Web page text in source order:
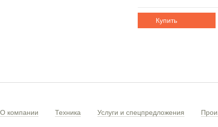
Купить
О компании Техника Услуги и спецпредложения